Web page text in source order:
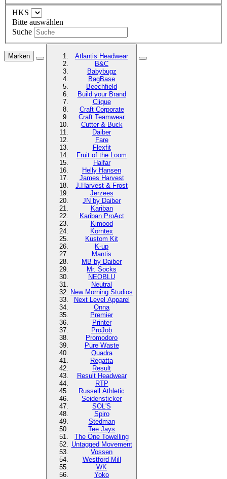
HKS
Bitte auswählen
Suche
Marken
Atlantis Headwear
B&C
Babybugz
BagBase
Beechfield
Build your Brand
Clique
Craft Corporate
Craft Teamwear
Cutter & Buck
Daiber
Fare
Flexfit
Fruit of the Loom
Halfar
Helly Hansen
James Harvest
J.Harvest & Frost
Jerzees
JN by Daiber
Kariban
Kariban ProAct
Kimood
Korntex
Kustom Kit
K-up
Mantis
MB by Daiber
Mr. Socks
NEOBLU
Neutral
New Morning Studios
Next Level Apparel
Onna
Premier
Printer
ProJob
Promodoro
Pure Waste
Quadra
Regatta
Result
Result Headwear
RTP
Russell Athletic
Seidensticker
SOL'S
Spiro
Stedman
Tee Jays
The One Towelling
Untagged Movement
Vossen
Westford Mill
WK
Yoko